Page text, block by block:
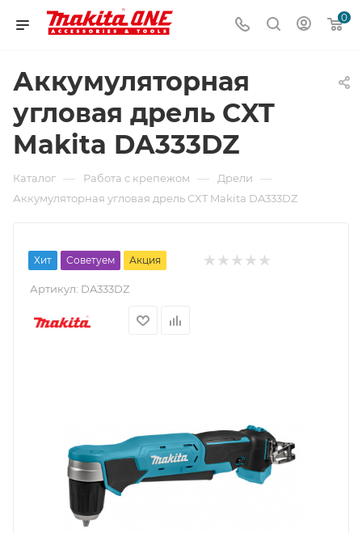
0
Аккумуляторная
угловая дрель CXT
Makita DA333DZ
Каталог — Работа с крепежом — Дрели —
Аккумуляторная угловая дрель CXT Makita DA333DZ
Хит Советуем Акция
Артикул: DA333DZ